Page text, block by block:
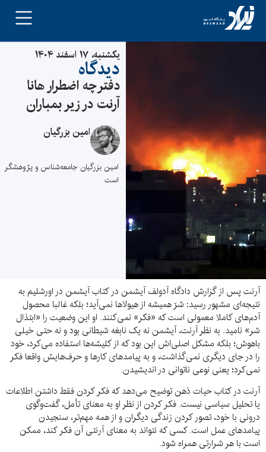
یکشنبه، ۱۷ اسفند ۱۴۰۴
دیدگاه
دفترچه اضطرار هانا
آرنت در زیر بمباران
امین بزرگیان
امین بزرگیان جامعه‌شناس و پژوهشگر
است
آرنت پس از گزارش دادگاه آدولف آیشمن در کتاب آیشمن در اورشلیم به
نتیجه‌ای مشهور رسید: شرّ همیشه از هیولاها نمی‌آید؛ بلکه غالبا محصول
آدم‌های کاملا معمولی است که «فکر» نمی‌کنند. او این وضعیت را «ابتذال
شر» نامید. به نظر آرنت، آیشمن نه یک نابغه شیطانی بود و نه حتی خیلی
باهوش؛ بلکه مشکل اصلی‌اش این بود که از کلیشه‌ها استفاده می‌کرد، خود
را در جای دیگری نمی‌گذاشت، و به پیامدهای کارها و حرف‌هایش واقعا فکر
نمی‌کرد؛ یعنی نوعی ناتوانی در اندیشیدن.
آرنت در کتاب حیات ذهن توضیح می‌دهد که فکر کردن فقط داشتن اطلاعات
یا تحلیل سیاسی نیست. فکر کردن از نظر او به معنای تأمل، گفت‌وگوی
درونی با خود، تصور کردن زندگی دیگران و از همه مهم‌تر، سنجیدن
پیامدهای عمل است. کسی که نتواند به معنای آرنتی آن فکر کند، ممکن
است با هر شرارتی همراه شود.